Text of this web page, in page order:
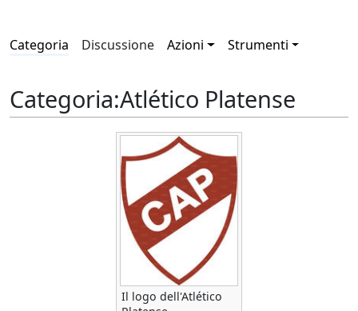
Categoria Discussione Azioni Strumenti
Categoria:Atlético Platense
Il logo dell'Atlético